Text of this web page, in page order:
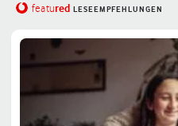
featured LESEEMPFEHLUNGEN